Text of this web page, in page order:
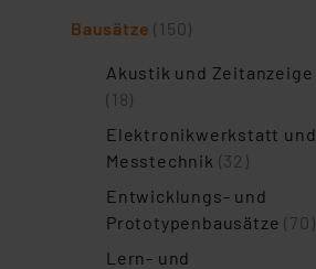
Bausätze(150)
Akustik und Zeitanzeige
(18)
Elektronikwerkstatt und
Messtechnik (32)
Entwicklungs- und
Prototypenbausätze(70)
Lern- und